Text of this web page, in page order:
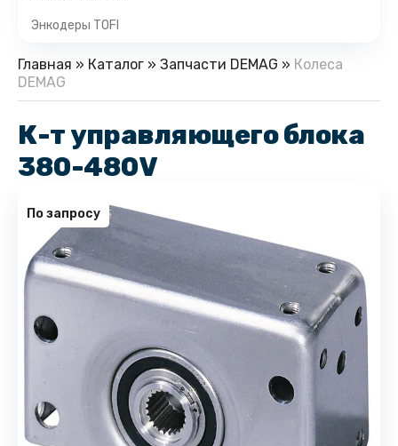
Энкодеры TOFI
Главная » Каталог » Запчасти DEMAG » Колеса
DEMAG
К-т управляющего блока
380-480V
По запросу